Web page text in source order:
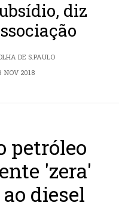
diz
DE S.PAULO
NOV 2018
petróleo
'zera'
diesel